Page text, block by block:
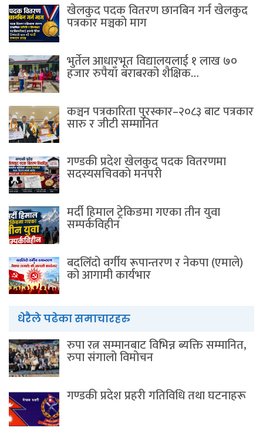
खेलकुद पदक वितरण छानबिन गर्न खेलकुद
पत्रकार मञ्चकाे माग
भुर्तेल आधारभूत विद्यालयलाई १ लाख ७०
हजार रुपैयाँ बराबरको शैक्षिक…
कञ्चन पत्रकारिता पुरस्कार–२०८३ बाट पत्रकार
सारु र जीटी सम्मानित
गण्डकी प्रदेश खेलकुद पदक वितरणमा
सदस्यसचिवकाे मनपरी
मर्दी हिमाल ट्रेकिङमा गएका तीन युवा
सम्पर्कविहीन
बदलिँदो वर्गीय रूपान्तरण र नेकपा (एमाले)
को आगामी कार्यभार
धेरैले पढेका समाचारहरु
रुपा रत्न सम्मानबाट विभिन्न ब्यक्ति सम्मानित,
रुपा संगालो विमोचन
गण्डकी प्रदेश प्रहरी गतिविधि तथा घटनाहरू